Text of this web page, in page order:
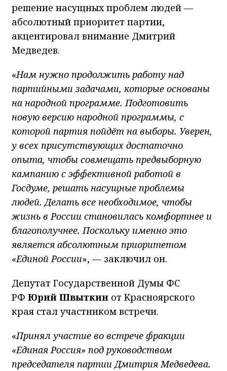
решение насущных проблем людей —
абсолютный приоритет партии,
акцентировал внимание Дмитрий
Медведев.
«Нам нужно продолжить работу над
партийными задачами, которые основаны
на народной программе. Подготовить
новую версию народной программы, с
которой партия пойдёт на выборы. Уверен,
у всех присутствующих достаточно
опыта, чтобы совмещать предвыборную
кампанию с эффективной работой в
Госдуме, решать насущные проблемы
людей. Делать все необходимое, чтобы
жизнь в России становилась комфортнее и
благополучнее. Поскольку именно это
является абсолютным приоритетом
«Единой России», — заключил он.
Депутат Государственной Думы ФС
РФ Юрий Швыткин от Красноярского
края стал участником встречи.
«Принял участие во встрече фракции
«Единая Россия» под руководством
председателя партии Дмитрия Медведева.